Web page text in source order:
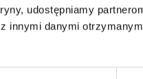
udostępniamy
innymi danymi
pytania